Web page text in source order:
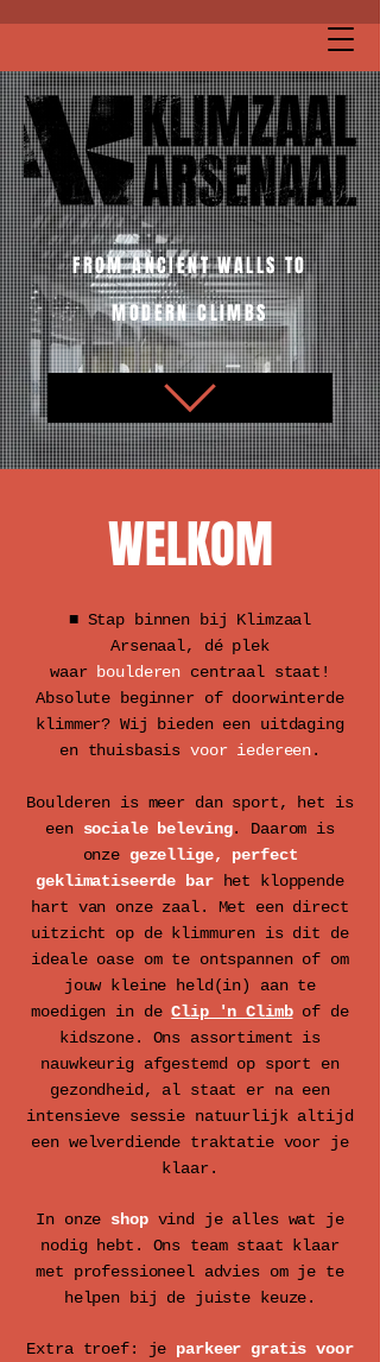
FROM ANCIENT WALLS TO
MODERN CLIMBS
WELKOM
■ Stap binnen bij Klimzaal
Arsenaal, dé plek
waar boulderen centraal staat!
Absolute beginner of doorwinterde
klimmer? Wij bieden een uitdaging
en thuisbasis voor iedereen.
Boulderen is meer dan sport, het is
een sociale beleving. Daarom is
onze gezellige, perfect
geklimatiseerde barhet kloppende
hart van onze zaal. Met een direct
uitzicht op de klimmuren is dit de
ideale oase om te ontspannen of om
jouw kleine held(in) aan te
moedigen in deClip 'n Climbof de
kidszone. Ons assortiment is
nauwkeurig afgestemd op sport en
gezondheid, al staat er na een
intensieve sessie natuurlijk altijd
een welverdiende traktatie voor je
klaar.
In onze shopvind je alles wat je
nodig hebt. Ons team staat klaar
met professioneel advies om je te
helpen bij de juiste keuze.
Extra troef: je parkeer gratis voor